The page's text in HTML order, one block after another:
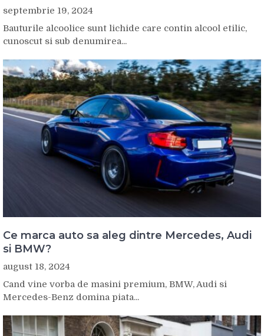
septembrie 19, 2024
Bauturile alcoolice sunt lichide care contin alcool etilic,
cunoscut si sub denumirea...
Ce marca auto sa aleg dintre Mercedes, Audi
si BMW?
august 18, 2024
Cand vine vorba de masini premium, BMW, Audi si
Mercedes-Benz domina piata...